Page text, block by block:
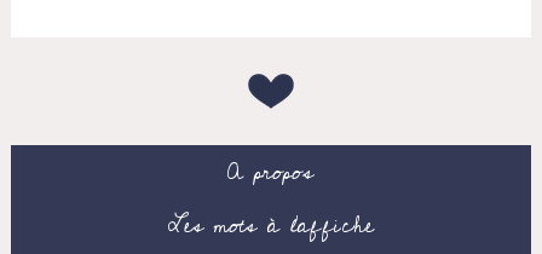
A propos
Les mots à l’affiche